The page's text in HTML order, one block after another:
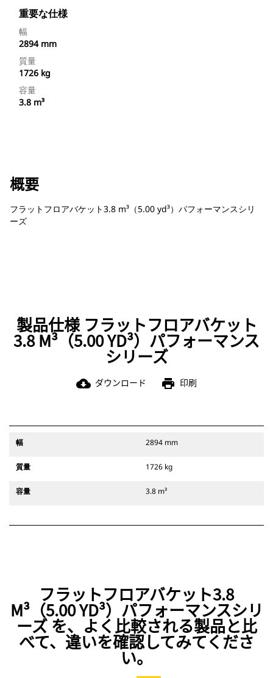
重要な仕様
幅
2894 mm
質量
1726 kg
容量
3.8 m³
概要
フラットフロアバケット3.8 m³（5.00 yd³）パフォーマンスシリ
ーズ
製品仕様 フラットフロアバケット
3.8 M³（5.00 YD³）パフォーマンス
シリーズ
cloud_download ダウンロード print 印刷
幅 2894 mm
質量 1726 kg
容量 3.8 m³
フラットフロアバケット3.8
M³（5.00 YD³）パフォーマンスシリ
ーズ を、よく比較される製品と比
べて、違いを確認してみてくださ
い。